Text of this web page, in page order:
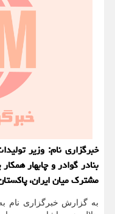
خبرگزاری نام: وزیر
بنادر گوادر و چابهار
مشترک میان ایران،
به گزارش خبرگزاری نام